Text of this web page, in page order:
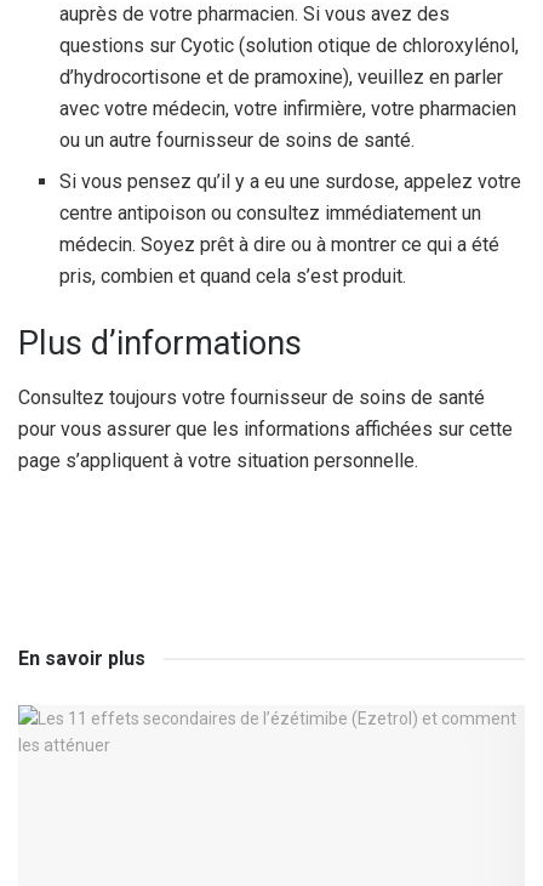
auprès de votre pharmacien. Si vous avez des
questions sur Cyotic (solution otique de chloroxylénol,
d’hydrocortisone et de pramoxine), veuillez en parler
avec votre médecin, votre infirmière, votre pharmacien
ou un autre fournisseur de soins de santé.
Si vous pensez qu’il y a eu une surdose, appelez votre
centre antipoison ou consultez immédiatement un
médecin. Soyez prêt à dire ou à montrer ce qui a été
pris, combien et quand cela s’est produit.
Plus d’informations
Consultez toujours votre fournisseur de soins de santé
pour vous assurer que les informations affichées sur cette
page s’appliquent à votre situation personnelle.
En savoir plus